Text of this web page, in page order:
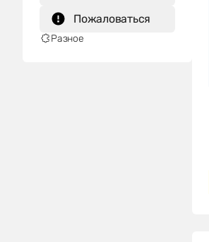
Пожаловаться
Разное